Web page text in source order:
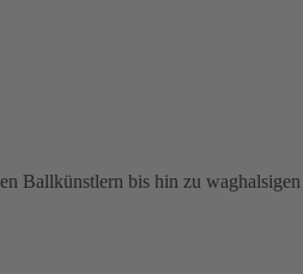
Ballkünstlern bis hin zu